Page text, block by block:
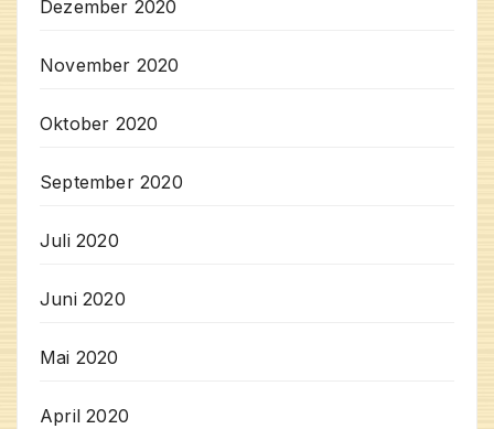
Dezember 2020
November 2020
Oktober 2020
September 2020
Juli 2020
Juni 2020
Mai 2020
April 2020